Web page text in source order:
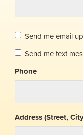
Send me email
Send me text
Phone
Address (Street,